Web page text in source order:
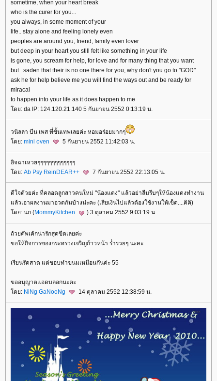
sometime, when your heart break
who is the curer for you...
you always, in some moment of your
life.. stay alone and feeling lonely even
peoples are around you; friend, family even lover
but deep in your heart you still felt like something in your life
is gone, you scream for help, for love and for many thing that you want
but...saden that their is no one there for you, why don't you go to "GOD"
ask he for help believe me you will find the ways out and be ready for
miracal
to happen into your life as it does happen to me
ดย: da IP: 124.120.21.140 5 กันยายน 2552 0:13:19 น.
วนิลลา บีน เพส ที่ขั้นเทพเลยค่ะ หอมอร่อยมากๆ
ดย: mini oven 5 กันยายน 2552 11:42:03 น.
อิจฉาเหวยๆๆๆๆๆๆๆๆๆๆๆๆๆ
ดย: Ab Psy ReinDEAR++ 7 กันยายน 2552 22:13:05 น.
ดีใจด้วยค่ะ ที่คลอดลูกสาวคนใหม่ "น้องแดง" แล้วอย่าลืมรีบๆให้น้องแดงทำงาน
ล้วเอาผลงานมาอวดกันบ้างน่ะคะ (เสียเงินไปแล้วต้องใช้งานให้เข็ด....คิคิ)
ดย: นก (MommyKitchen ) 3 ตุลาคม 2552 9:03:19 น.
ถ้วยคัพเค้กน่ารักสุดขีดเลยค่ะ
ขอให้กิจการของกระทรวงเจริญก้าวหน้า ร่ำรวยๆ นะคะ
เรียนรัดสาด แต่ชอบทำขนมเหมือนกันค่ะ 55
ขออนุญาตแอดบลอกนะคะ
ดย: NiNg GaNooNg 14 ตุลาคม 2552 12:38:59 น.